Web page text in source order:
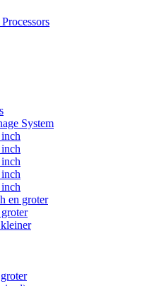
System
en groter